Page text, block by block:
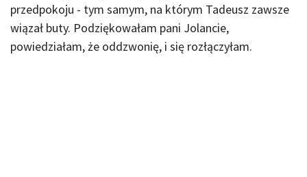
przedpokoju - tym samym, na którym Tadeusz zawsze
wiązał buty. Podziękowałam pani Jolancie,
powiedziałam, że oddzwonię, i się rozłączyłam.